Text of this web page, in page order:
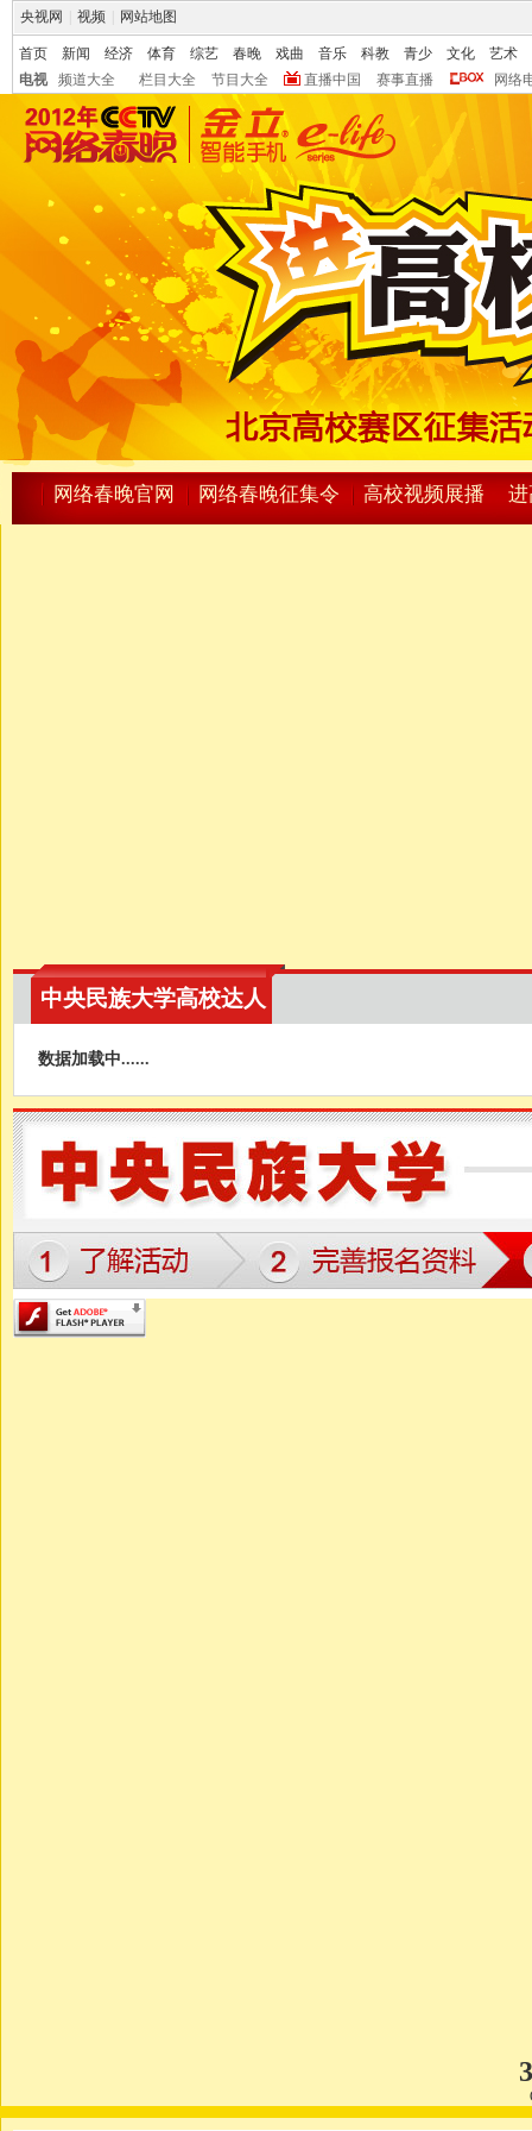
央视网 视频 网站地图
首页 新闻 经济 体育 综艺 春晚 戏曲 音乐 科教 青少 文化
艺术
电视
频道大全 栏目大全 节目大全 直播中国 赛事直播 网络
网络春晚官网 网络春晚征集令 高校视频展播 进
中央民族大学高校达人
数据加载中......